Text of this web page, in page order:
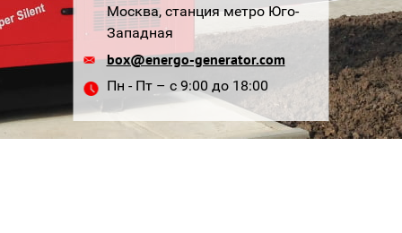
Москва, станция метро Юго-
Западная
box@energo-generator.com
Пн - Пт – с 9:00 до 18:00